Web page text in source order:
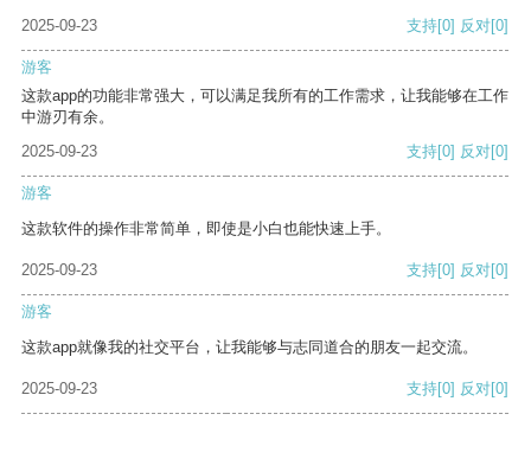
2025-09-23
支持[0] 反对[0]
游客
这款app的功能非常强大，可以满足我所有的工作需求，让我能够在工作
中游刃有余。
2025-09-23
支持[0] 反对[0]
游客
这款软件的操作非常简单，即使是小白也能快速上手。
2025-09-23 支持[0] 反对[0]
游客
这款app就像我的社交平台，让我能够与志同道合的朋友一起交流。
2025-09-23 支持[0] 反对[0]